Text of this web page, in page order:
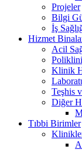
Projeler
Bilgi
İş
Hizmet
Acil
Klinik
Teşhis
Diğer
Tıbbi Birimler